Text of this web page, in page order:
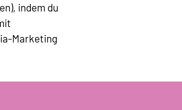
indem du
Marketing